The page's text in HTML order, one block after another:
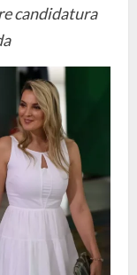
candidatura